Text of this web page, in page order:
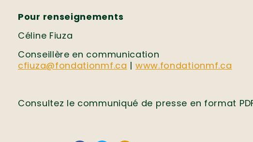
Pour renseignements
Céline Fiuza
Conseillère en communication
cfiuza@fondationmf.ca | www.fondationmf.ca
Consultez le communiqué de presse en format